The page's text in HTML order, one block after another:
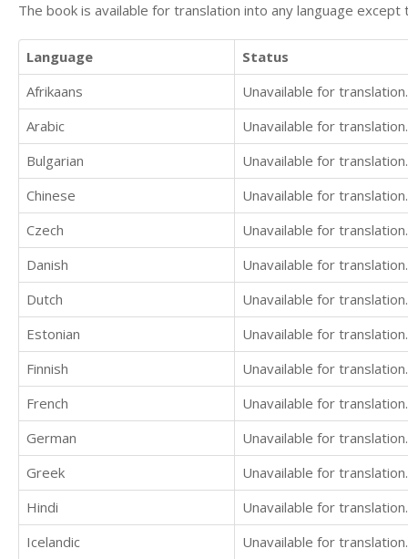
The book is available for translation into any language
Language
Status
Afrikaans
Unavailable for translation.
Arabic
Unavailable for translation.
Bulgarian
Unavailable for translation.
Chinese
Unavailable for translation.
Czech
Unavailable for translation.
Danish
Unavailable for translation.
Dutch
Unavailable for translation.
Estonian
Unavailable for translation.
Finnish
Unavailable for translation.
French
Unavailable for translation.
German
Unavailable for translation.
Greek
Unavailable for translation.
Hindi
Unavailable for translation.
Icelandic
Unavailable for translation.